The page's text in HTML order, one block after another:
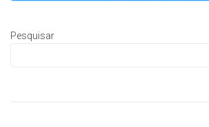
Pesquisar